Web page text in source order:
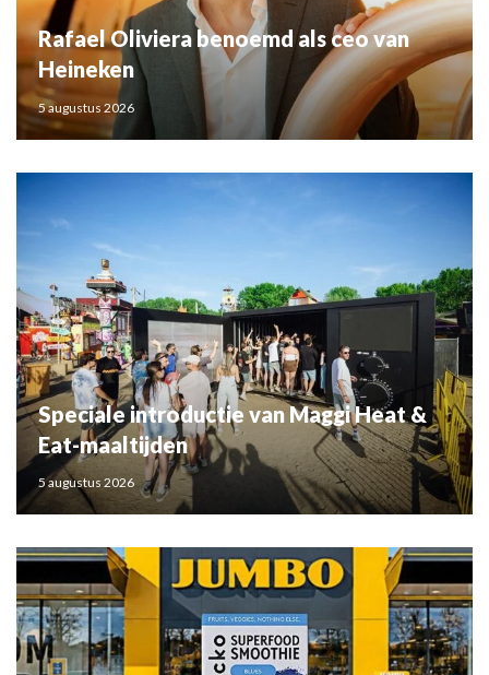
Rafael Oliviera benoemd als ceo van
Heineken
5 augustus 2026
Speciale introductie van Maggi Heat &
Eat-maaltijden
5 augustus 2026